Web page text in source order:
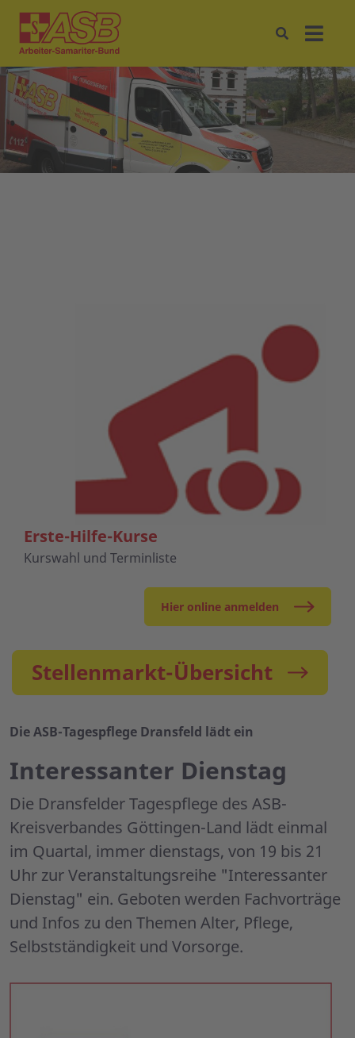
Erste-Hilfe-Kurse
Kurswahl und Terminliste
Hier online anmelden
Stellenmarkt-Übersicht
Die ASB-Tagespflege Dransfeld lädt ein
Interessanter Dienstag
Die Dransfelder Tagespflege des ASB-
Kreisverbandes Göttingen-Land lädt einmal
im Quartal, immer dienstags, von 19 bis 21
Uhr zur Veranstaltungsreihe "Interessanter
Dienstag" ein. Geboten werden Fachvorträge
und Infos zu den Themen Alter, Pflege,
Selbstständigkeit und Vorsorge.